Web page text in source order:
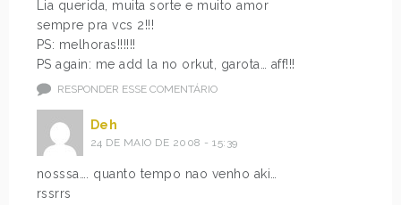
Lia querida, muita sorte e muito amor
sempre pra vcs 2!!!
PS: melhoras!!!!!!
PS again: me add la no orkut, garota… aff!!!
RESPONDER ESSE COMENTÁRIO
Deh
24 DE MAIO DE 2008 - 15:39
nosssa…. quanto tempo nao venho aki…
rssrrs